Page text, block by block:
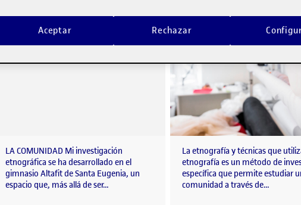
LA COMUNIDAD Mi investigación
etnográfica se ha desarrollado en el
gimnasio Altafit de Santa Eugenia, un
espacio que, más allá de ser…
La etnografía y técnicas que
etnografía es un método de
específica que permite estudiar
comunidad a través de…
Rechazar
Aceptar